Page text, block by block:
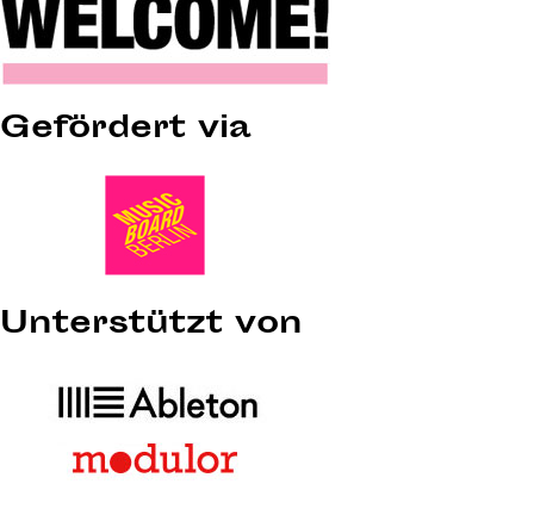
Gefördert via
Unterstützt von